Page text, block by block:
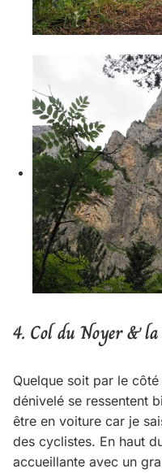
4. Col du Noyer &
Quelque soit par le
dénivelé se ressentent
être en voiture car je
des cyclistes. En haut
accueillante avec un